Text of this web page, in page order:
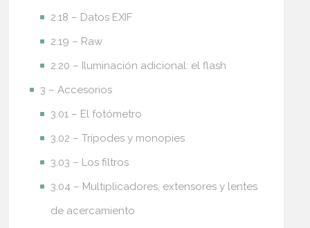
2.18 – Datos EXIF
2.19 – Raw
2.20 – Iluminación adicional: el flash
3 – Accesorios
3.01 – El fotómetro
3.02 – Trípodes y monopies
3.03 – Los filtros
3.04 – Multiplicadores, extensores y lentes
de acercamiento